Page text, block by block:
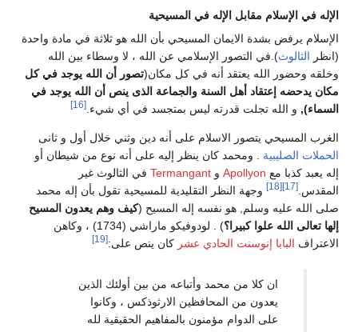
الإله في الإسلام مقابل الإله في المسيحية
الإسلام يرفض بشدة الايمان المسيحي بأن الله هو ثلاثة في مادة واحدة
(انظر الثالوث).في التصور الإسلامي عن الله ، لا وسطاء بين الله
وخلقه وحضور الله يعتقد أنه في كل مكان(تصور أن الله يوجد في كل
مكان يدحضه إعتقاد أهل السنة والجماعة الذى ينص أن الله يوجد في
السماء), و الله تجلت قدرته ليس بمتجسد في أي شيء.[16]
الغرب المسيحي يتصور الاسلام على أنه دين وثني خلال أول و ثانى
الحملات الصليبية . ومحمد كان ينظر إليه على أنه نوع من شيطان أو
إله يعبد كذبا مع Apollyon و Termangant في الثالوث غير
المقدس.[17]
[18]
وجهة النظر التقليدية للمسيحية تقول بأن إله محمد
صلى الله عليه وسلم, هو نفسه إله المسيح (كيف وهم يعدون المسيح
إلها تعالى الله علوا كبيرا؟
) . لودوفيكو ماراشي (1734) ، وكاهن
الاعتراف البابا إنوسنت الحادي عشر كان ينص على:[19]
ان كلا من محمد وأتباعه من بين أولئك الذين
يعدون من المحافظين الارثوذكس ، وكانوا
على الدوام مؤمنون بالمفاهيم الحقيقية لله